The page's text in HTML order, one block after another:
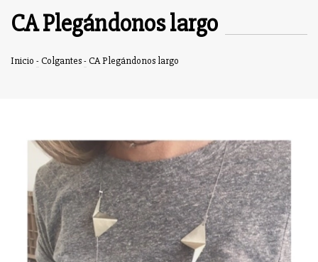
CA Plegándonos largo
Inicio -Colgantes-CA Plegándonos largo